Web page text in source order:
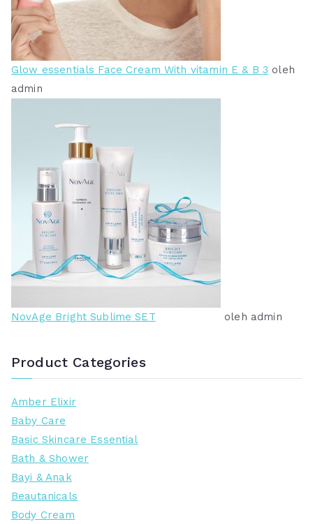
Glow essentials Face Cream With vitamin E & B 3 oleh
admin
NovAge Bright Sublime SET oleh admin
Product Categories
Amber Elixir
Baby Care
Basic Skincare Essential
Bath & Shower
Bayi & Anak
Beautanicals
Body Cream